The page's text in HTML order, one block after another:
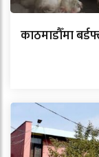
काठमाडौँमा